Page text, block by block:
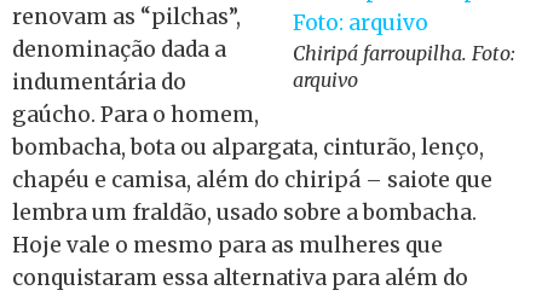
Chiripá farroupilha. Foto:
arquivo
renovam as “pilchas”,
denominação dada a
indumentária do
gaúcho. Para o homem,
bombacha, bota ou alpargata, cinturão, lenço,
chapéu e camisa, além do chiripá – saiote que
lembra um fraldão, usado sobre a bombacha.
Hoje vale o mesmo para as mulheres que
conquistaram essa alternativa para além do